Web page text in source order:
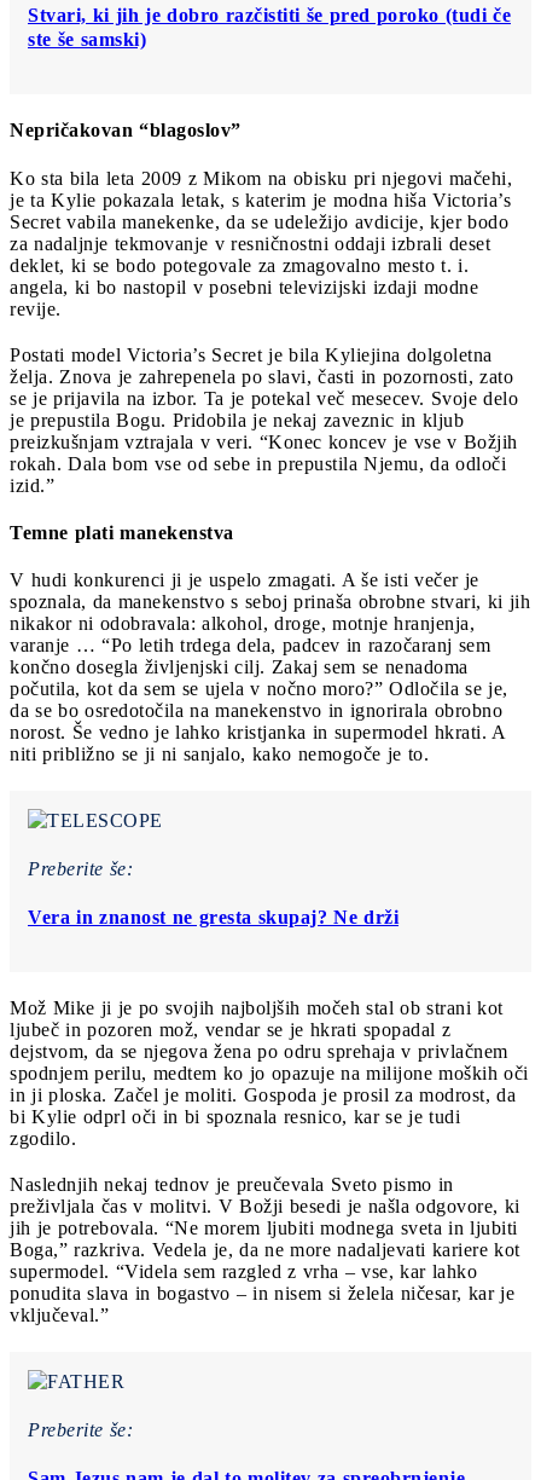
Stvari, ki jih je dobro razčistiti še pred poroko (tudi če
ste še samski)
Nepričakovan “blagoslov”
Ko sta bila leta 2009 z Mikom na obisku pri njegovi mačehi,
je ta Kylie pokazala letak, s katerim je modna hiša Victoria’s
Secret vabila manekenke, da se udeležijo avdicije, kjer bodo
za nadaljnje tekmovanje v resničnostni oddaji izbrali deset
deklet, ki se bodo potegovale za zmagovalno mesto t. i.
angela, ki bo nastopil v posebni televizijski izdaji modne
revije.
Postati model Victoria’s Secret je bila Kyliejina dolgoletna
želja. Znova je zahrepenela po slavi, časti in pozornosti, zato
se je prijavila na izbor. Ta je potekal več mesecev. Svoje delo
je prepustila Bogu. Pridobila je nekaj zaveznic in kljub
preizkušnjam vztrajala v veri. “Konec koncev je vse v Božjih
rokah. Dala bom vse od sebe in prepustila Njemu, da odloči
izid.”
Temne plati manekenstva
V hudi konkurenci ji je uspelo zmagati. A še isti večer je
spoznala, da manekenstvo s seboj prinaša obrobne stvari, ki jih
nikakor ni odobravala: alkohol, droge, motnje hranjenja,
varanje … “Po letih trdega dela, padcev in razočaranj sem
končno dosegla življenjski cilj. Zakaj sem se nenadoma
počutila, kot da sem se ujela v nočno moro?” Odločila se je,
da se bo osredotočila na manekenstvo in ignorirala obrobno
norost. Še vedno je lahko kristjanka in supermodel hkrati. A
niti približno se ji ni sanjalo, kako nemogoče je to.
Preberite še:
Vera in znanost ne gresta skupaj? Ne drži
Mož Mike ji je po svojih najboljših močeh stal ob strani kot
ljubeč in pozoren mož, vendar se je hkrati spopadal z
dejstvom, da se njegova žena po odru sprehaja v privlačnem
spodnjem perilu, medtem ko jo opazuje na milijone moških oči
in ji ploska. Začel je moliti. Gospoda je prosil za modrost, da
bi Kylie odprl oči in bi spoznala resnico, kar se je tudi
zgodilo.
Naslednjih nekaj tednov je preučevala Sveto pismo in
preživljala čas v molitvi. V Božji besedi je našla odgovore, ki
jih je potrebovala. “Ne morem ljubiti modnega sveta in ljubiti
Boga,” razkriva. Vedela je, da ne more nadaljevati kariere kot
supermodel. “Videla sem razgled z vrha – vse, kar lahko
ponudita slava in bogastvo – in nisem si želela ničesar, kar je
vključeval.”
Preberite še: